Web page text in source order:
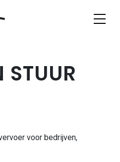
STUUR
voor bedrijven,